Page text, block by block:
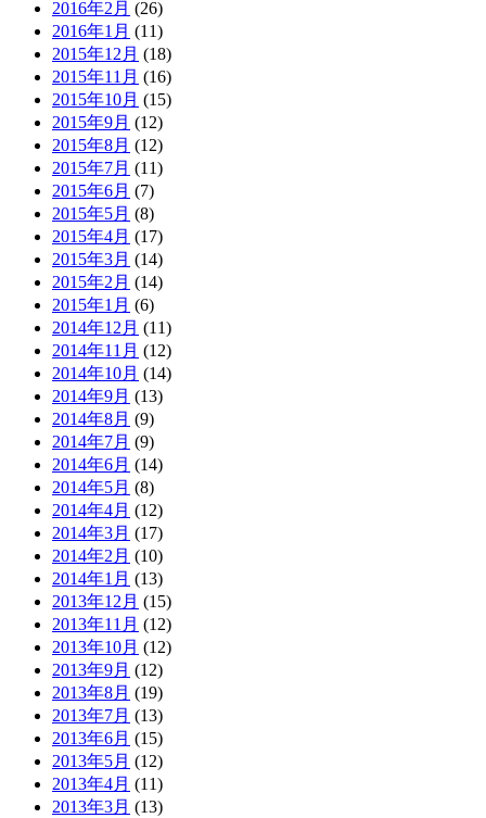
2016年2月 (26)
2016年1月 (11)
2015年12月 (18)
2015年11月 (16)
2015年10月 (15)
2015年9月 (12)
2015年8月 (12)
2015年7月 (11)
2015年6月 (7)
2015年5月 (8)
2015年4月 (17)
2015年3月 (14)
2015年2月 (14)
2015年1月 (6)
2014年12月 (11)
2014年11月 (12)
2014年10月 (14)
2014年9月 (13)
2014年8月 (9)
2014年7月 (9)
2014年6月 (14)
2014年5月 (8)
2014年4月 (12)
2014年3月 (17)
2014年2月 (10)
2014年1月 (13)
2013年12月 (15)
2013年11月 (12)
2013年10月 (12)
2013年9月 (12)
2013年8月 (19)
2013年7月 (13)
2013年6月 (15)
2013年5月 (12)
2013年4月 (11)
2013年3月 (13)